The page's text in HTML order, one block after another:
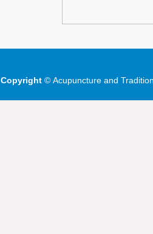
Copyright © Acupuncture and